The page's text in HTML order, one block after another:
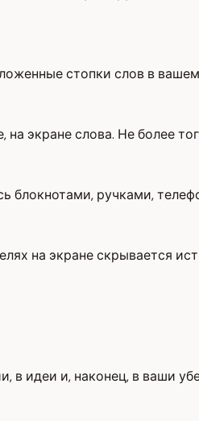
стопки слов в
экране слова. Не более
ручками,
на экране скрывается
в идеи и, наконец, в ваши